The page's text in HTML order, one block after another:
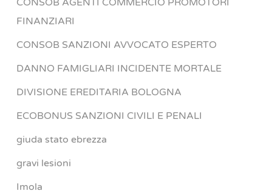
CONSOB AGENTI COMMERCIO PROMOTORI
FINANZIARI
CONSOB SANZIONI AVVOCATO ESPERTO
DANNO FAMIGLIARI INCIDENTE MORTALE
DIVISIONE EREDITARIA BOLOGNA
ECOBONUS SANZIONI CIVILI E PENALI
giuda stato ebrezza
gravi lesioni
Imola